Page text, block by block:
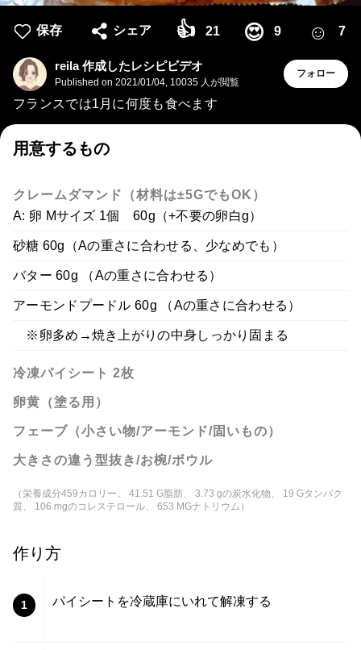
保存 シェア 👍 21 😍 9 ☺ 7
reila 作成したレシピビデオ
Published on 2021/01/04 10035 人が閲覧
フォロー
フランスでは1月に何度も食べます
用意するもの
クレームダマンド（材料は±5GでもOK）
A: 卵 Mサイズ 1個 60g（+不要の卵白g）
砂糖 60g（Aの重さに合わせる、少なめでも）
バター 60g （Aの重さに合わせる）
アーモンドプードル 60g （Aの重さに合わせる）
※卵多め→焼き上がりの中身しっかり固まる
冷凍パイシート 2枚
卵黄（塗る用）
フェーブ（小さい物/アーモンド/固いもの）
大きさの違う型抜き/お椀/ボウル
（栄養成分459カロリー、 41.51 G脂肪、 3.73 gの炭水化物、 19 Gタンパク
質、 106 mgのコレステロール、 653 MGナトリウム）
作り方
1 パイシートを冷蔵庫にいれて解凍する